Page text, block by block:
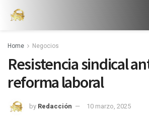
Home Negocios
Resistencia sindical
reforma laboral
by Redacción
10 marzo, 2025